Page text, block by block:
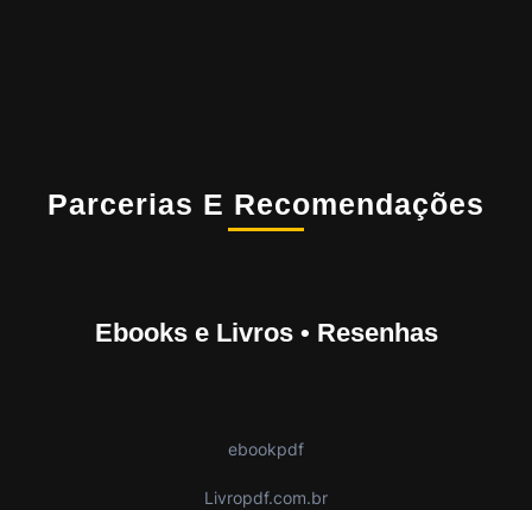
Parcerias E Recomendações
Ebooks e Livros • Resenhas
ebookpdf
Livropdf.com.br